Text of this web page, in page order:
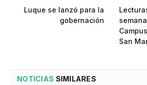
Luque se lanzó para la
gobernación
San
NOTICIAS SIMILARES